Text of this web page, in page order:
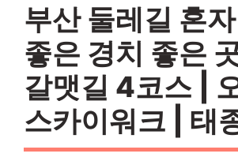
부산 둘레길 혼
좋은 경치 좋은
갈맷길 4코스 |
스카이워크 | 태